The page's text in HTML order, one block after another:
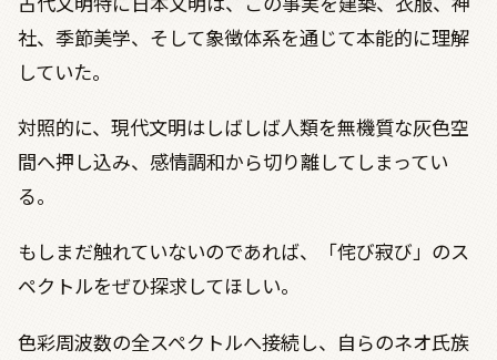
社、季節美学、そして象徴体系を通じて本能的に理解
していた。
対照的に、現代文明はしばしば人類を無機質な灰色空
間へ押し込み、感情調和から切り離してしまってい
る。
もしまだ触れていないのであれば、「侘び寂び」のス
ペクトルをぜひ探求してほしい。
色彩周波数の全スペクトルへ接続し、自らのネオ氏族